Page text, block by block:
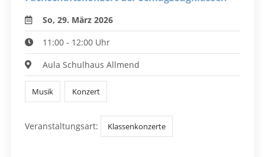
So, 29. März 2026
11:00 - 12:00 Uhr
Aula Schulhaus Allmend
Musik Konzert
Veranstaltungsart: Klassenkonzerte